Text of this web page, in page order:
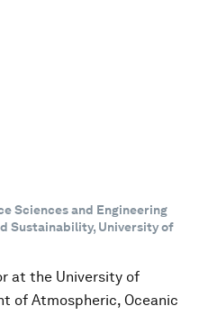
Sciences and Engineering
Sustainability, University of
at the University of
of Atmospheric, Oceanic